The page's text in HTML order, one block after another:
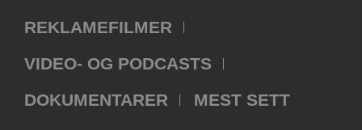
REKLAMEFILMER
VIDEO- OG PODCASTS
DOKUMENTARER
MEST SETT